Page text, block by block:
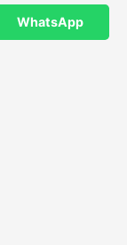
WhatsApp